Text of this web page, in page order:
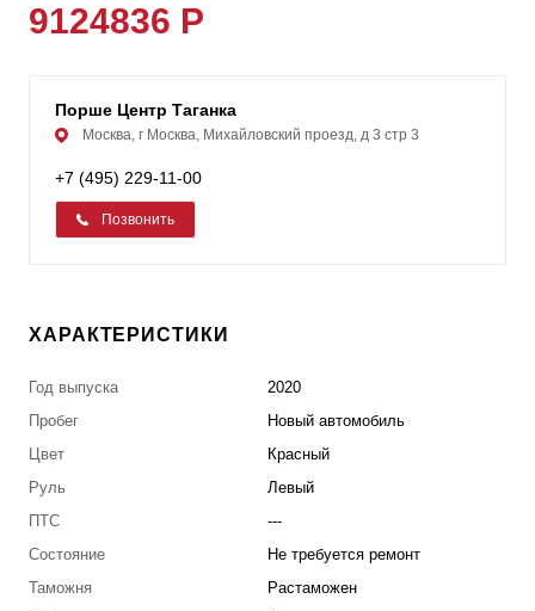
9124836 Р
Порше Центр Таганка
Москва, г Москва, Михайловский проезд, д 3 стр 3
+7 (495) 229-11-00
Позвонить
ХАРАКТЕРИСТИКИ
Год выпуска
2020
Пробег
Новый автомобиль
Цвет
Красный
Руль
Левый
ПТС
---
Состояние
Не требуется ремонт
Таможня
Растаможен